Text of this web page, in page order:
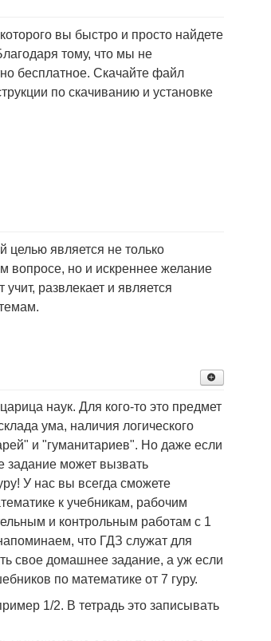
вы быстро и просто найдете
тому, что мы не
бесплатное. Скачайте файл
по скачиванию и установке
является не только
вопросе, но и искреннее желание
развлекает и является
наук. Для кого-то это предмет
ума, наличия логического
и "гуманитариев". Но даже если
задание может вызвать
У нас вы всегда сможете
к учебникам, рабочим
и контрольным работам с 1
что ГДЗ служат для
свое домашнее задание, а уж если
по математике от 7 гуру.
1/2. В тетрадь это записывать